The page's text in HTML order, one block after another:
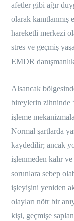
afetler gibi ağır
olarak
hareketli merkezi
stres ve geçmiş
EMDR
Alsancak
bireylerin zihninde
işleme
Normal şartlarda
kaydedilir; ancak
işlenmeden kalır
sorunlara sebep
işleyişini yeniden
olayları nötr bir
kişi, geçmişe